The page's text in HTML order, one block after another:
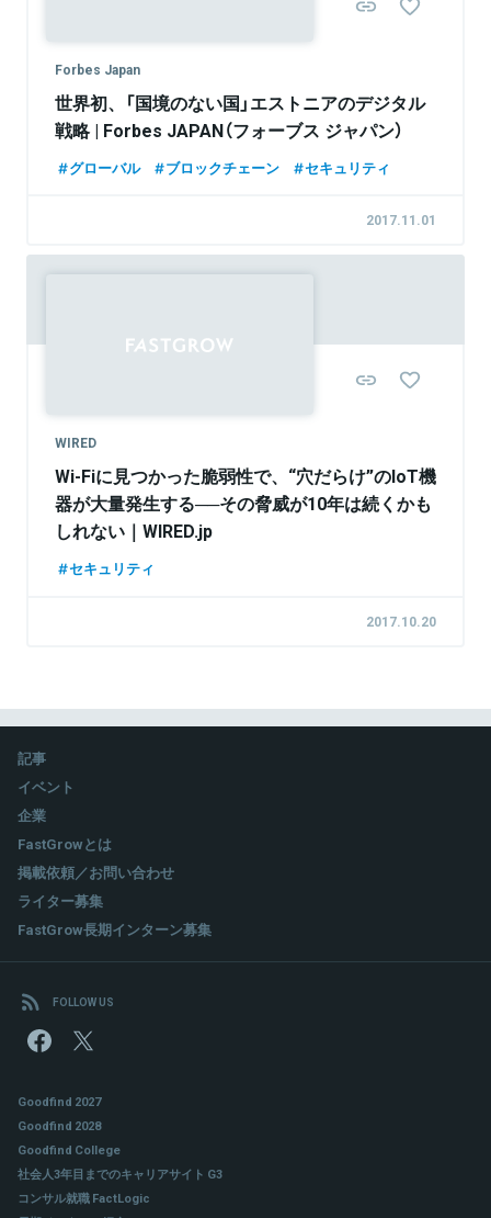
Forbes Japan
世界初、「国境のない国」エストニアのデジタル
戦略 | Forbes JAPAN（フォーブス ジャパン）
グローバル ブロックチェーン セキュリティ
2017.11.01
WIRED
Wi-Fiに見つかった脆弱性で、“穴だらけ”のIoT機
器が大量発生する──その脅威が10年は続くかも
しれない｜WIRED.jp
セキュリティ
2017.10.20
記事
イベント
企業
FastGrowとは
掲載依頼／お問い合わせ
ライター募集
FastGrow長期インターン募集
FOLLOW US
Goodfind 2027
Goodfind 2028
Goodfind College
社会人3年目までのキャリアサイト G3
コンサル就職 FactLogic